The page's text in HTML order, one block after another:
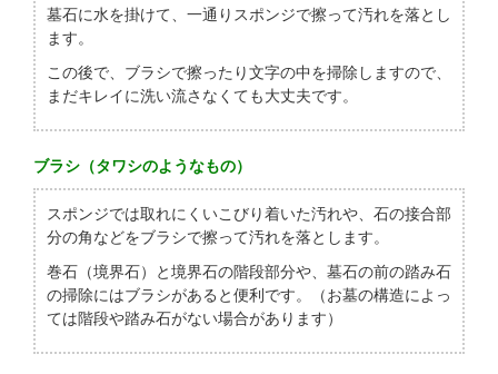
墓石に水を掛けて、一通りスポンジで擦って汚れを落とし
ます。
この後で、ブラシで擦ったり文字の中を掃除しますので、
まだキレイに洗い流さなくても大丈夫です。
ブラシ（タワシのようなもの）
スポンジでは取れにくいこびり着いた汚れや、石の接合部
分の角などをブラシで擦って汚れを落とします。
巻石（境界石）と境界石の階段部分や、墓石の前の踏み石
の掃除にはブラシがあると便利です。（お墓の構造によっ
ては階段や踏み石がない場合があります）